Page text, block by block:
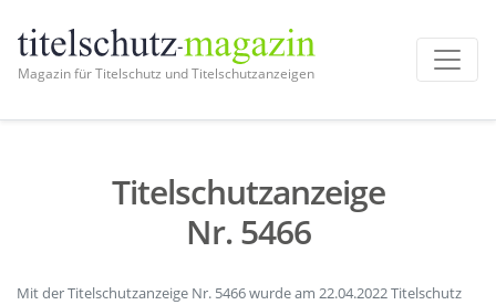
Magazin für Titelschutz und Titelschutzanzeigen
Titelschutzanzeige
Nr. 5466
Mit der Titelschutzanzeige Nr. 5466 wurde am 22.04.2022 Titelschutz